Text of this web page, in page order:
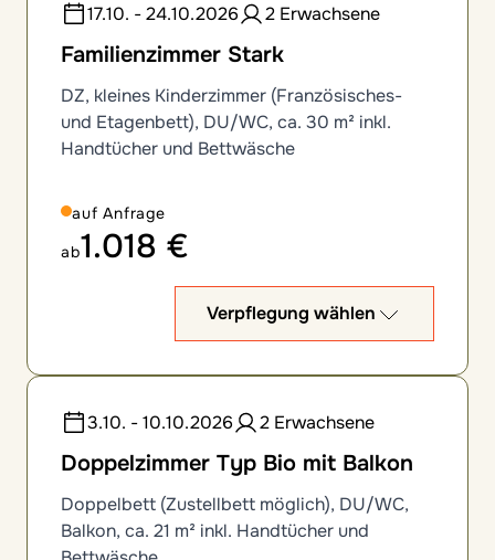
17.10. - 24.10.2026 2 Erwachsene
Familienzimmer Stark
DZ, kleines Kinderzimmer (Französisches-
und Etagenbett), DU/WC, ca. 30 m² inkl.
Handtücher und Bettwäsche
auf Anfrage
ab1.018 €
Verpflegung wählen
3.10. - 10.10.2026 2 Erwachsene
Doppelzimmer Typ Bio mit Balkon
Doppelbett (Zustellbett möglich), DU/WC,
Balkon, ca. 21 m² inkl. Handtücher und